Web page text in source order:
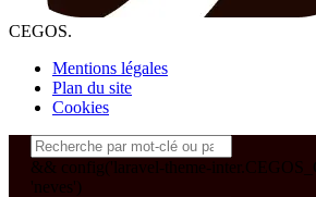
CEGOS.
Mentions légales
Plan du site
Cookies
&& config('laravel-theme-
'neves')